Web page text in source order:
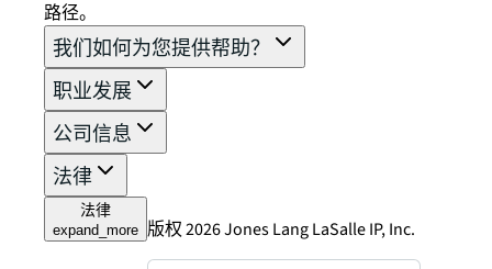
路径。
我们如何为您提供帮助？
职业发展
公司信息
法律
法律
expand_more 版权 2026 Jones Lang LaSalle IP, Inc.